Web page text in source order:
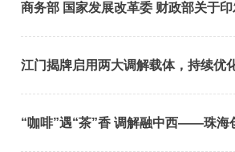
商务部 国家发展改革委 财政部关于
江门揭牌启用两大调解载体，持续优
“咖啡”遇“茶”香 调解融中西——珠海